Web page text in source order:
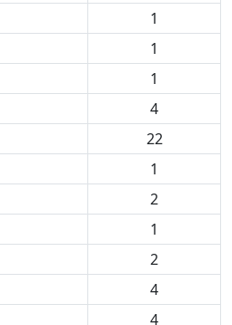
1
1
1
4
22
1
2
1
2
4
4